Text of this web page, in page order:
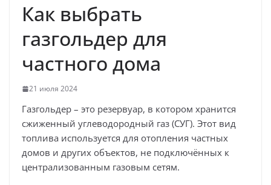
Как выбрать
газгольдер для
частного дома
21 июля 2024
Газгольдер – это резервуар, в котором хранится
сжиженный углеводородный газ (СУГ). Этот вид
топлива используется для отопления частных
домов и других объектов, не подключённых к
централизованным газовым сетям.